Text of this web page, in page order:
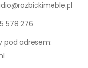
578 276
pod adresem: